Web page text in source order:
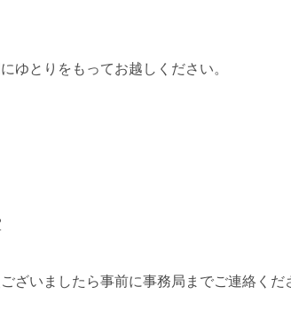
ゆとりをもってお越しください。
ざいましたら事前に事務局までご連絡くだ